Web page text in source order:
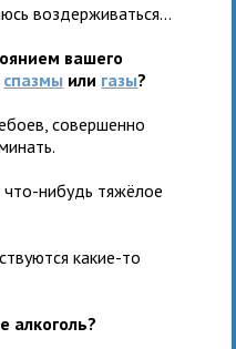
воздерживаться...
вашего
спазмы или газы?
совершенно
что-нибудь тяжёлое
какие-то
алкоголь?